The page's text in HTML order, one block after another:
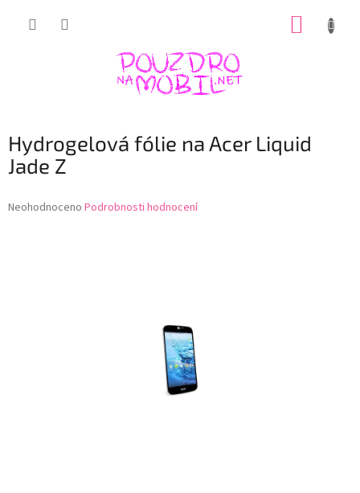
Hydrogelová fólie na Acer Liquid
Jade Z
Průměrné
Neohodnoceno Podrobnosti hodnocení